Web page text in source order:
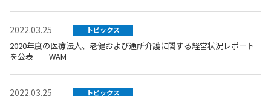
2022.03.25 トピックス
2020年度の医療法人、老健および通所介護に関する経営状況レポート
を公表 WAM
2022.03.25 トピックス